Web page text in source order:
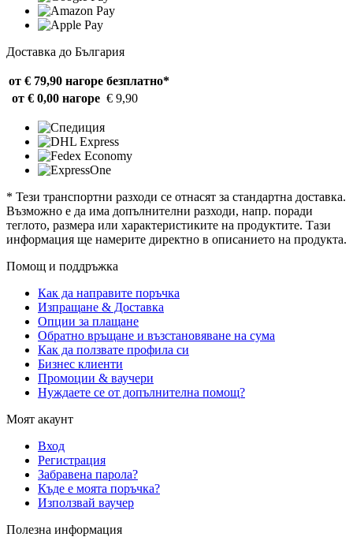
Доставка до България
от € 79,90 нагоре безплатно*
от € 0,00 нагоре € 9,90
* Тези транспортни разходи се отнасят за стандартна доставка.
Възможно е да има допълнителни разходи, напр. поради
теглото, размера или характеристиките на продуктите. Тази
информация ще намерите директно в описанието на продукта.
Помощ и поддръжка
Как да направите поръчка
Изпращане & Доставка
Опции за плащане
Обратно връщане и възстановяване на сума
Как да ползвате профила си
Бизнес клиенти
Промоции & ваучери
Нуждаете се от допълнителна помощ?
Моят акаунт
Вход
Регистрация
Забравена парола?
Къде е моята поръчка?
Използвай ваучер
Полезна информация